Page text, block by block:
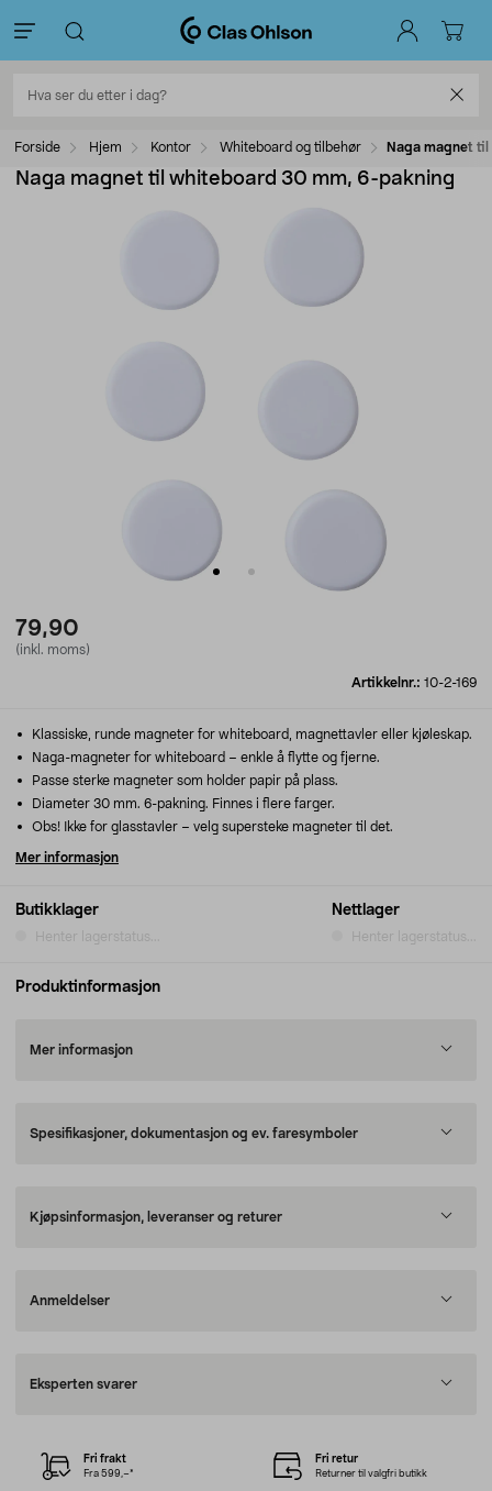
Forside Hjem Kontor Whiteboard og tilbehør Naga magnet
Naga magnet til whiteboard 30 mm, 6-pakning
79,90
(inkl. moms)
Artikkelnr.: 10-2-169
Butikklager
Henter lagerstatus...
Nettlager
Henter lagerstatus...
Klassiske, runde magneter for whiteboard, magnettavler eller kjøleskap.
Naga-magneter for whiteboard – enkle å flytte og fjerne.
Passe sterke magneter som holder papir på plass.
Diameter 30 mm. 6-pakning. Finnes i flere farger.
Obs! Ikke for glasstavler – velg supersteke magneter til det.
Mer informasjon
Produktinformasjon
Mer informasjon
Spesifikasjoner, dokumentasjon og ev. faresymboler
Kjøpsinformasjon, leveranser og returer
Anmeldelser
Eksperten svarer
Fri frakt
Fra 599,–*
Fri retur
Returner til valgfri butikk